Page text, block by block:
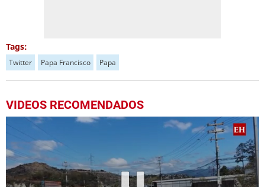
Tags:
Twitter Papa Francisco Papa
VIDEOS RECOMENDADOS